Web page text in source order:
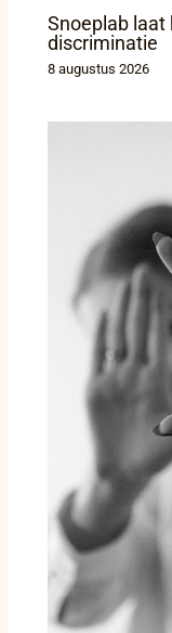
Snoeplab laat
discriminatie
8 augustus 2026